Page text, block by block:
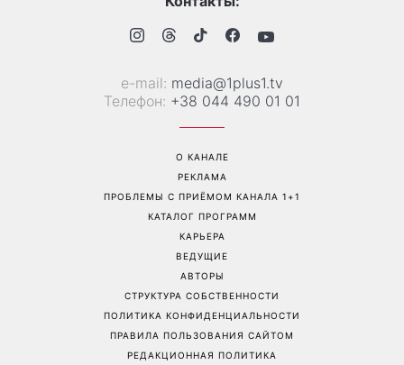
замуж и сменила фамилию
августа: у 5 знаков зодиака
произойдут новые
перемены в работе, любви
и финансах